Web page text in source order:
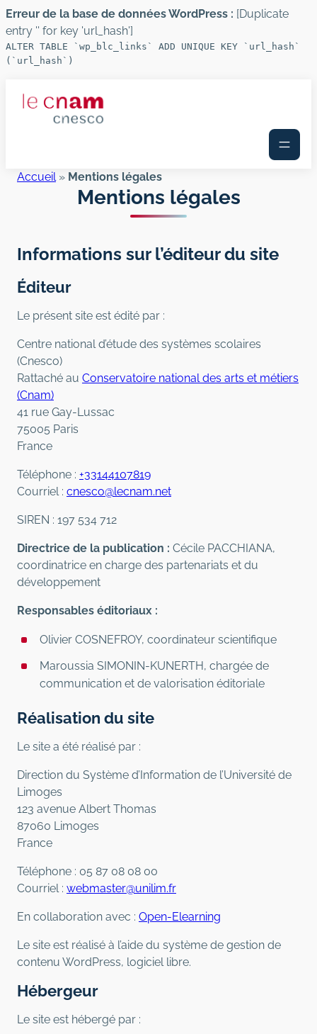
Erreur de la base de données WordPress : [Duplicate
entry '' for key 'url_hash']
ALTER TABLE `wp_blc_links` ADD UNIQUE KEY `url_hash`
(`url_hash`)
Accueil» Mentions légales
Mentions légales
Informations sur l’éditeur du site
Éditeur
Le présent site est édité par :
Centre national d’étude des systèmes scolaires
(Cnesco)
Rattaché au Conservatoire national des arts et métiers
(Cnam)
41 rue Gay-Lussac
75005 Paris
France
Téléphone : +33144107819
Courriel : cnesco@lecnam.net
SIREN : 197 534 712
Directrice de la publication : Cécile PACCHIANA,
coordinatrice en charge des partenariats et du
développement
Responsables éditoriaux :
Olivier COSNEFROY, coordinateur scientifique
Maroussia SIMONIN-KUNERTH, chargée de
communication et de valorisation éditoriale
Réalisation du site
Le site a été réalisé par :
Direction du Système d’Information de l’Université de
Limoges
123 avenue Albert Thomas
87060 Limoges
France
Téléphone : 05 87 08 08 00
Courriel : webmaster@unilim.fr
En collaboration avec : Open-Elearning
Le site est réalisé à l’aide du système de gestion de
contenu WordPress, logiciel libre.
Hébergeur
Le site est hébergé par :